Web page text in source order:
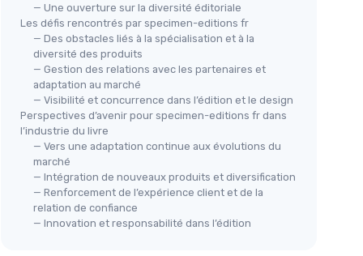
— Une ouverture sur la diversité éditoriale
Les défis rencontrés par specimen-editions fr
— Des obstacles liés à la spécialisation et à la
diversité des produits
— Gestion des relations avec les partenaires et
adaptation au marché
— Visibilité et concurrence dans l’édition et le design
Perspectives d’avenir pour specimen-editions fr dans
l’industrie du livre
— Vers une adaptation continue aux évolutions du
marché
— Intégration de nouveaux produits et diversification
— Renforcement de l’expérience client et de la
relation de confiance
— Innovation et responsabilité dans l’édition